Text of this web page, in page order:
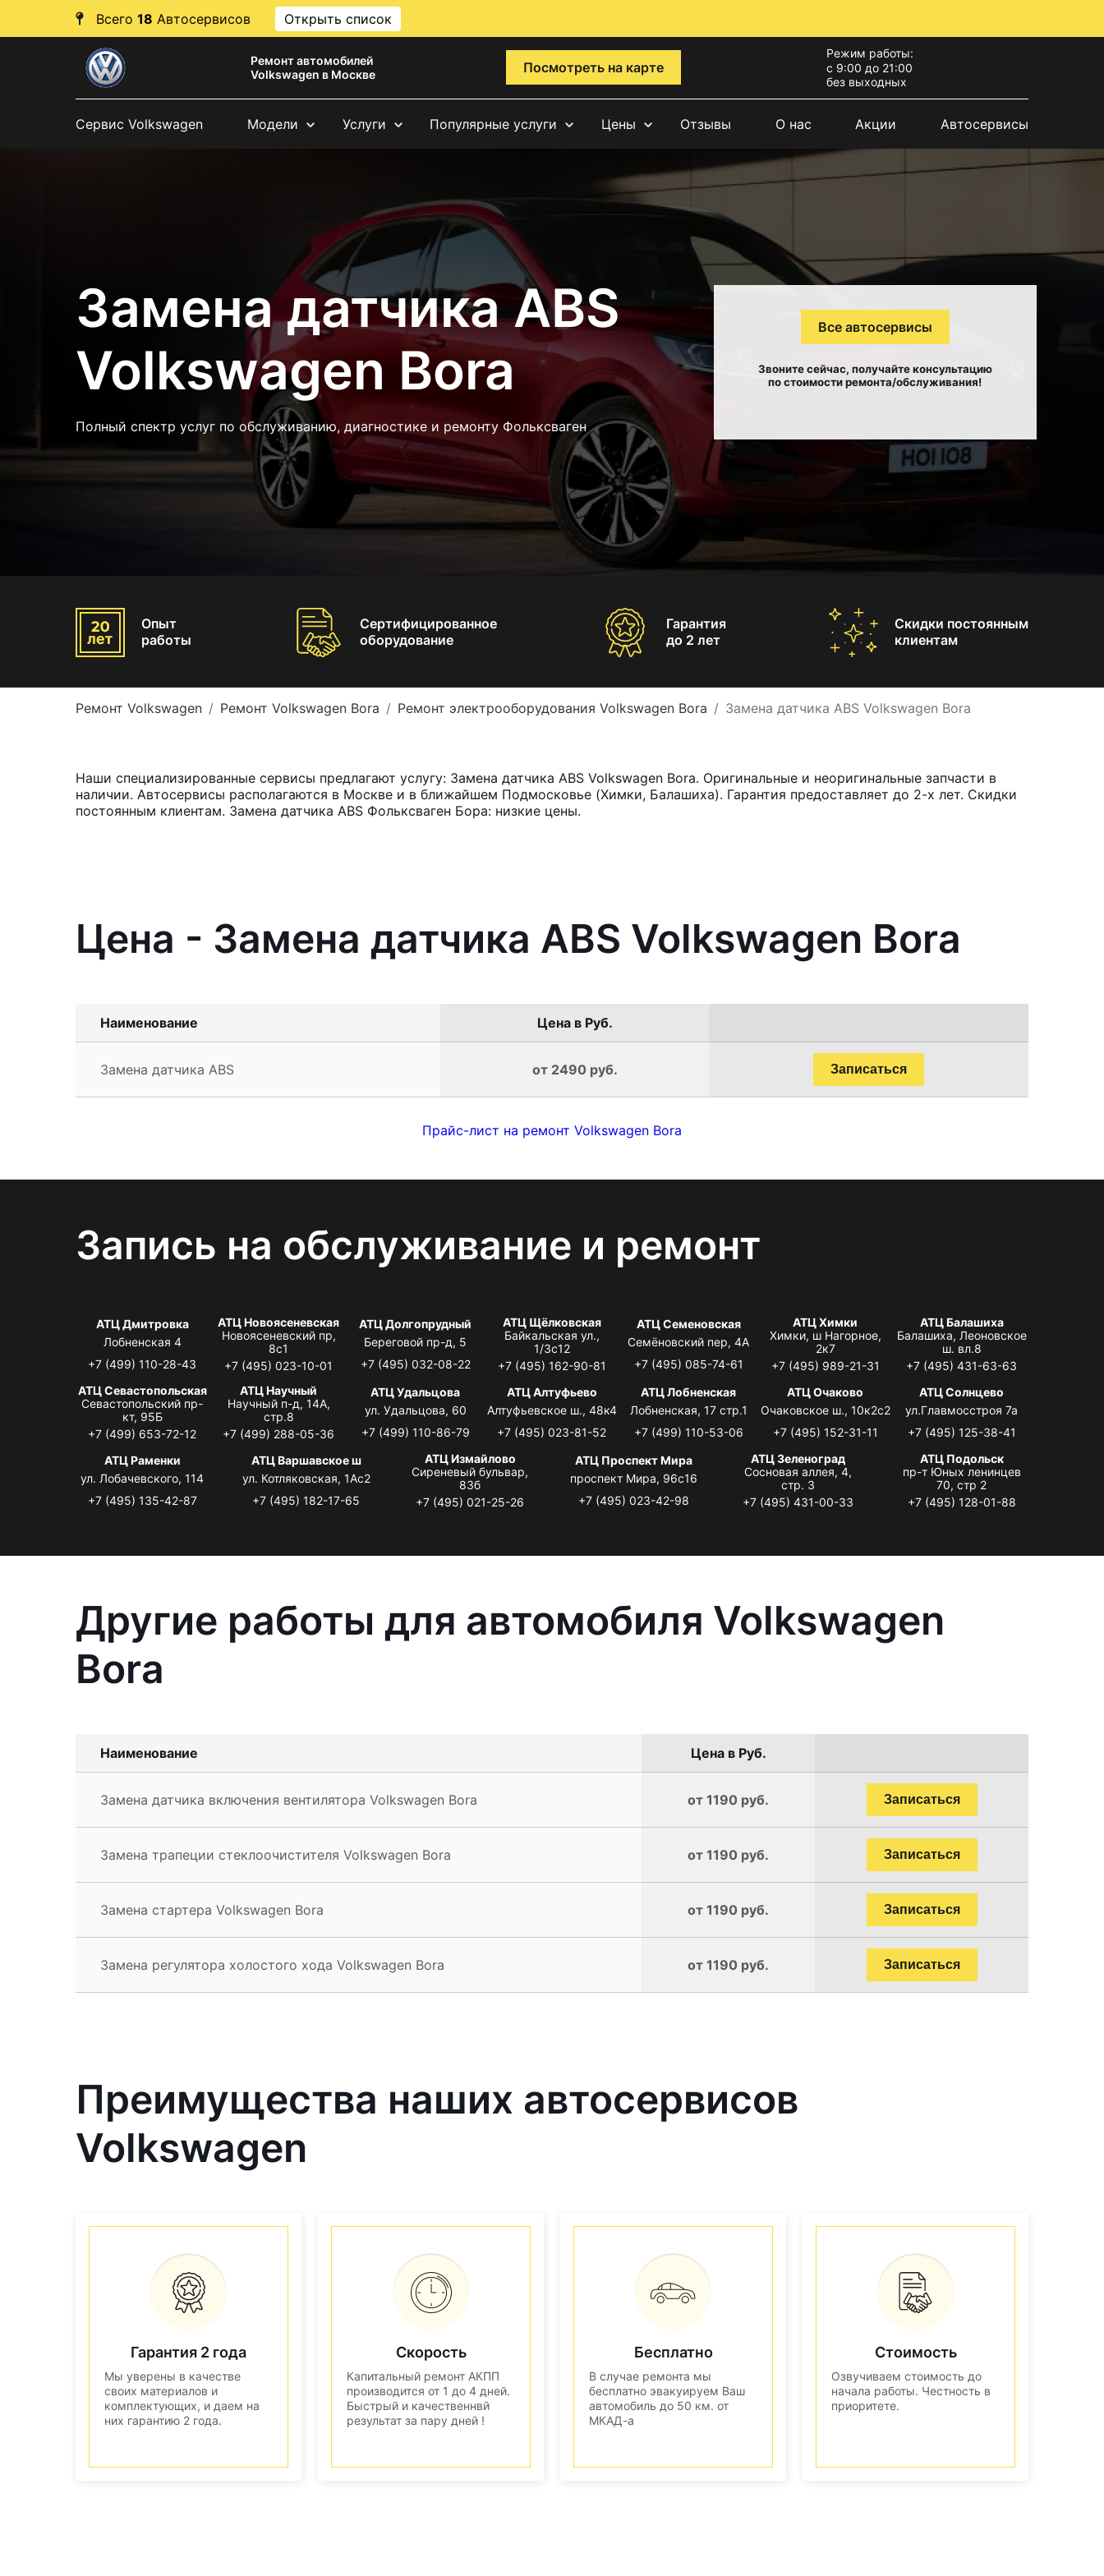
Всего 18 Автосервисов Открыть список
Ремонт автомобилей
Volkswagen в Москве
Посмотреть на карте
Режим работы:
с 9:00 до 21:00
без выходных
Сервис Volkswagen Модели Услуги Популярные услуги Цены Отзывы О нас Акции Автосервисы
Замена датчика ABS
Volkswagen Bora
Полный спектр услуг по обслуживанию, диагностике и ремонту Фольксваген
Все автосервисы
Звоните сейчас, получайте консультацию
по стоимости ремонта/обслуживания!
Опыт
работы
Сертифицированное
оборудование
Гарантия
до 2 лет
Скидки постоянным
клиентам
Ремонт Volkswagen Ремонт Volkswagen Bora Ремонт электрооборудования Volkswagen Bora Замена датчика ABS Volkswagen Bora
Наши специализированные сервисы предлагают услугу: Замена датчика ABS Volkswagen Bora. Оригинальные и неоригинальные запчасти в
наличии. Автосервисы располагаются в Москве и в ближайшем Подмосковье (Химки, Балашиха). Гарантия предоставляет до 2-х лет. Скидки
постоянным клиентам. Замена датчика ABS Фольксваген Бора: низкие цены.
Цена - Замена датчика ABS Volkswagen Bora
Наименование Цена в Руб.
Замена датчика ABS от 2490 руб. Записаться
Прайс-лист на ремонт Volkswagen Bora
Запись на обслуживание и ремонт
АТЦ Дмитровка
Лобненская 4
+7 (499) 110-28-43
АТЦ Новоясеневская
Новоясеневский пр,
8с1
+7 (495) 023-10-01
АТЦ Долгопрудный
Береговой пр-д, 5
+7 (495) 032-08-22
АТЦ Щёлковская
Байкальская ул.,
1/3с12
+7 (495) 162-90-81
АТЦ Семеновская
Семёновский пер, 4А
+7 (495) 085-74-61
АТЦ Химки
Химки, ш Нагорное,
2к7
+7 (495) 989-21-31
АТЦ Балашиха
Балашиха, Леоновское
ш. вл.8
+7 (495) 431-63-63
АТЦ Севастопольская
Севастопольский пр-
кт, 95Б
+7 (499) 653-72-12
АТЦ Научный
Научный п-д, 14А,
стр.8
+7 (499) 288-05-36
АТЦ Удальцова
ул. Удальцова, 60
+7 (499) 110-86-79
АТЦ Алтуфьево
Алтуфьевское ш., 48к4
+7 (495) 023-81-52
АТЦ Лобненская
Лобненская, 17 стр.1
+7 (499) 110-53-06
АТЦ Очаково
Очаковское ш., 10к2с2
+7 (495) 152-31-11
АТЦ Солнцево
ул.Главмосстроя 7а
+7 (495) 125-38-41
АТЦ Раменки
ул. Лобачевского, 114
+7 (495) 135-42-87
АТЦ Варшавское ш
ул. Котляковская, 1Ас2
+7 (495) 182-17-65
АТЦ Измайлово
Сиреневый бульвар,
83б
+7 (495) 021-25-26
АТЦ Проспект Мира
проспект Мира, 96с16
+7 (495) 023-42-98
АТЦ Зеленоград
Сосновая аллея, 4,
стр. 3
+7 (495) 431-00-33
АТЦ Подольск
пр-т Юных ленинцев
70, стр 2
+7 (495) 128-01-88
Другие работы для автомобиля Volkswagen
Bora
Наименование Цена в Руб.
Замена датчика включения вентилятора Volkswagen Bora от 1190 руб. Записаться
Замена трапеции стеклоочистителя Volkswagen Bora от 1190 руб. Записаться
Замена стартера Volkswagen Bora от 1190 руб. Записаться
Замена регулятора холостого хода Volkswagen Bora от 1190 руб. Записаться
Преимущества наших автосервисов
Volkswagen
Гарантия 2 года
Мы уверены в качестве
своих материалов и
комплектующих, и даем на
них гарантию 2 года.
Скорость
Капитальный ремонт АКПП
производится от 1 до 4 дней.
Быстрый и качественнвй
результат за пару дней !
Бесплатно
В случае ремонта мы
бесплатно эвакуируем Ваш
автомобиль до 50 км. от
МКАД-а
Стоимость
Озвучиваем стоимость до
начала работы. Честность в
приоритете.